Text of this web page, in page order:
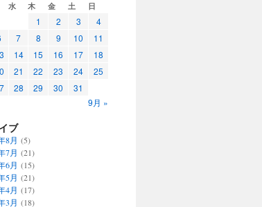
水 木 金 土 日
1 2 3
4
7 8 9 10
11
14 15 16 17
18
21 22 23 24
25
28 29 30
31
9月 »
ブ
8月 (5)
7月 (21)
6月 (15)
5月 (21)
4月 (17)
3月 (18)